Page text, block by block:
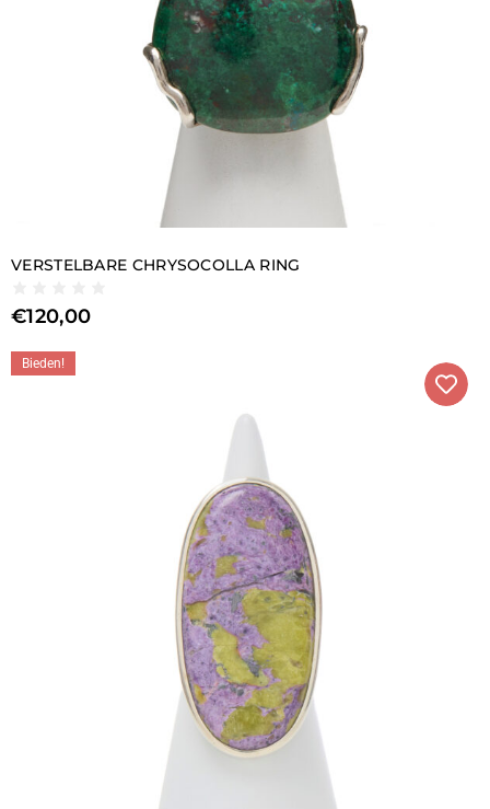
VERSTELBARE CHRYSOCOLLA RING
€120,00
Bieden!